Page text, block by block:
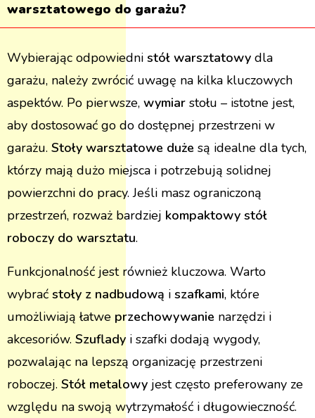
warsztatowego do garażu?
Wybierając odpowiedni stół warsztatowy dla
garażu, należy zwrócić uwagę na kilka kluczowych
aspektów. Po pierwsze, wymiar stołu – istotne jest,
aby dostosować go do dostępnej przestrzeni w
garażu. Stoły warsztatowe duże są idealne dla tych,
którzy mają dużo miejsca i potrzebują solidnej
powierzchni do pracy. Jeśli masz ograniczoną
przestrzeń, rozważ bardziej kompaktowy stół
roboczy do warsztatu.
Funkcjonalność jest również kluczowa. Warto
wybrać stoły z nadbudową i szafkami, które
umożliwiają łatwe przechowywanie narzędzi i
akcesoriów. Szuflady i szafki dodają wygody,
pozwalając na lepszą organizację przestrzeni
roboczej. Stół metalowy jest często preferowany ze
względu na swoją wytrzymałość i długowieczność.